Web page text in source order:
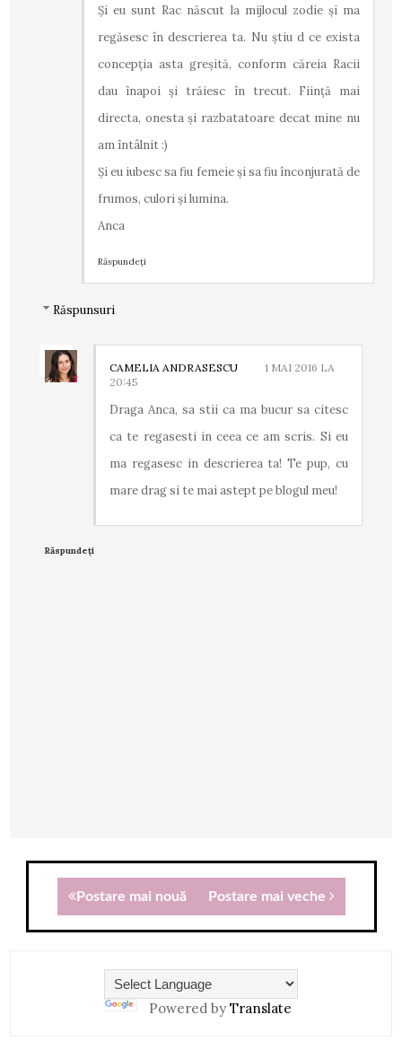
Și eu sunt Rac născut la mijlocul zodie și ma
regăsesc în descrierea ta. Nu știu d ce exista
concepția asta greșită, conform căreia Racii
dau înapoi și trăiesc în trecut. Ființă mai
directa, onesta și razbatatoare decat mine nu
am întâlnit :)
Și eu iubesc sa fiu femeie și sa fiu înconjurată de
frumos, culori și lumina.
Anca
Răspundeți
Răspunsuri
CAMELIA ANDRASESCU
1 MAI 2016 LA
20:45
Draga Anca, sa stii ca ma bucur sa citesc
ca te regasesti in ceea ce am scris. Si eu
ma regasesc in descrierea ta! Te pup, cu
mare drag si te mai astept pe blogul meu!
Răspundeți
Postare mai nouă Postare mai veche
Powered by Translate